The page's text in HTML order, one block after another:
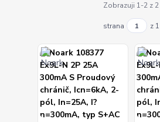
Zobrazuji 1-2 z 2
strana z 1